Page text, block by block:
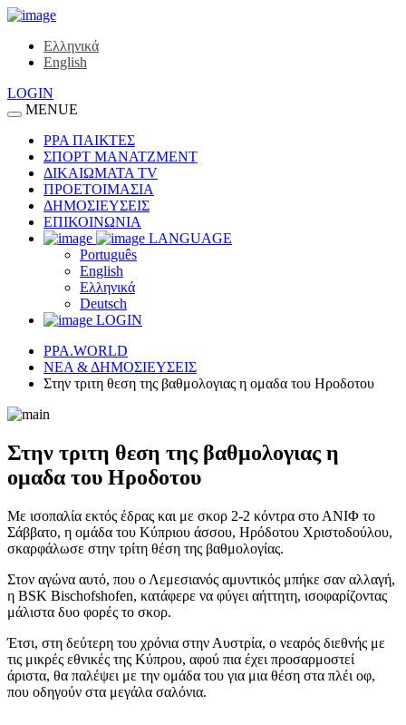
Ελληνικά
English
LOGIN
MENUE
ΡΡΑ ΠΑΙΚΤΕΣ
ΣΠΟΡΤ ΜΑΝΑΤΖΜΕΝΤ
ΔΙΚΑΙΩΜΑΤΑ TV
ΠΡΟΕΤΟΙΜΑΣΙΑ
ΔΗΜΟΣΙΕΥΣΕΙΣ
ΕΠΙΚΟΙΝΩΝΙΑ
LANGUAGE
Português
English
Ελληνικά
Deutsch
LOGIN
PPA.WORLD
ΝΕΑ & ΔΗΜΟΣΙΕΥΣΕΙΣ
Στην τριτη θεση της βαθμολογιας η ομαδα του Ηροδοτου
Στην τριτη θεση της βαθμολογιας η
ομαδα του Ηροδοτου
Με ισοπαλία εκτός έδρας και με σκορ 2-2 κόντρα στο ΑΝΙΦ το
Σάββατο, η ομάδα του Κύπριου άσσου, Ηρόδοτου Χριστοδούλου,
σκαρφάλωσε στην τρίτη θέση της βαθμολογίας.
Στον αγώνα αυτό, που ο Λεμεσιανός αμυντικός μπήκε σαν αλλαγή,
η BSK Bischofshofen, κατάφερε να φύγει αήττητη, ισοφαρίζοντας
μάλιστα δυο φορές το σκορ.
Έτσι, στη δεύτερη του χρόνια στην Αυστρία, ο νεαρός διεθνής με
τις μικρές εθνικές της Κύπρου, αφού πια έχει προσαρμοστεί
άριστα, θα παλέψει με την ομάδα του για μια θέση στα πλέι οφ,
που οδηγούν στα μεγάλα σαλόνια.